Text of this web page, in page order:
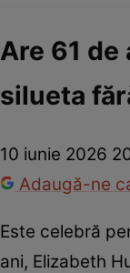
Are 61
silueta
10 iunie 2026
Adaugă-ne
Este celebră
ani, Elizabeth